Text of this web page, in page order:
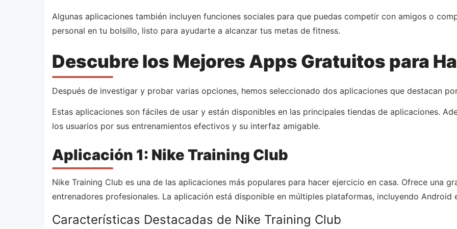
Algunas aplicaciones también incluyen funciones sociales para que puedas competir con amigos o
personal en tu bolsillo, listo para ayudarte a alcanzar tus metas de fitness.
Descubre los Mejores Apps Gratuitos para
Después de investigar y probar varias opciones, hemos seleccionado dos aplicaciones que destacan
Estas aplicaciones son fáciles de usar y están disponibles en las principales tiendas de aplicaciones.
los usuarios por sus entrenamientos efectivos y su interfaz amigable.
Aplicación 1: Nike Training Club
Nike Training Club es una de las aplicaciones más populares para hacer ejercicio en casa. Ofrece una
entrenadores profesionales. La aplicación está disponible en múltiples plataformas, incluyendo Android
Características Destacadas de Nike Training Club